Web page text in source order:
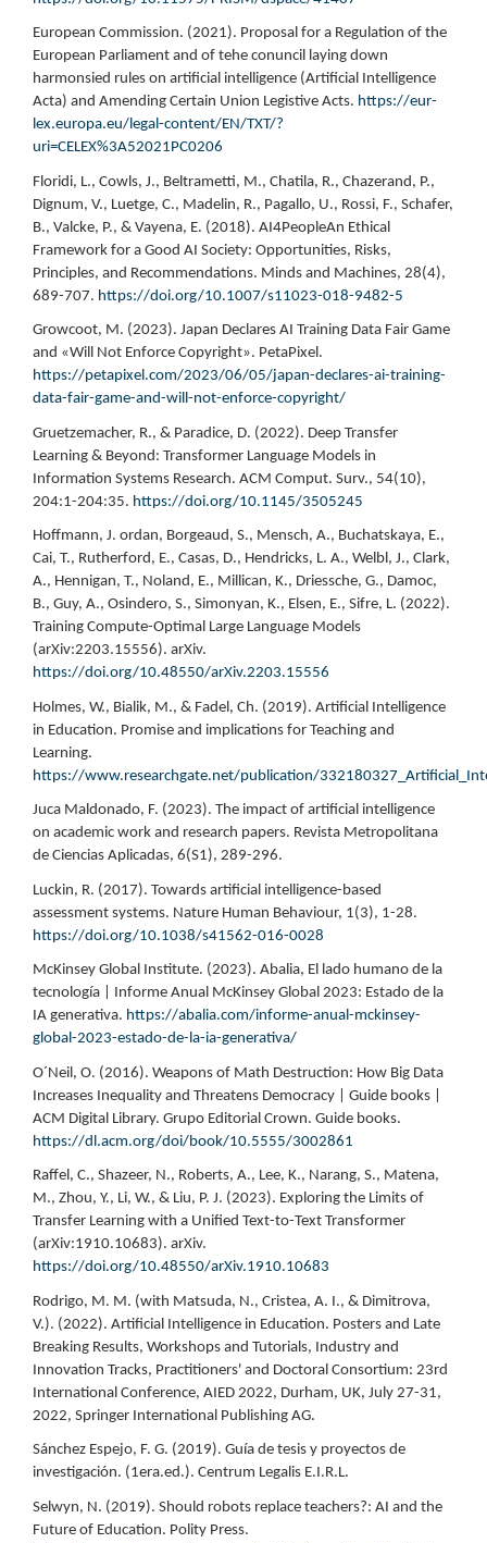
European Commission. (2021). Proposal for a Regulation of the
European Parliament and of tehe conuncil laying down
harmonsied rules on artificial intelligence (Artificial Intelligence
Acta) and Amending Certain Union Legistive Acts. https://eur-
lex.europa.eu/legal-content/EN/TXT/?
uri=CELEX%3A52021PC0206
Floridi, L., Cowls, J., Beltrametti, M., Chatila, R., Chazerand, P.,
Dignum, V., Luetge, C., Madelin, R., Pagallo, U., Rossi, F., Schafer,
B., Valcke, P., & Vayena, E. (2018). AI4PeopleAn Ethical
Framework for a Good AI Society: Opportunities, Risks,
Principles, and Recommendations. Minds and Machines, 28(4),
689-707. https://doi.org/10.1007/s11023-018-9482-5
Growcoot, M. (2023). Japan Declares AI Training Data Fair Game
and «Will Not Enforce Copyright». PetaPixel.
https://petapixel.com/2023/06/05/japan-declares-ai-training-
data-fair-game-and-will-not-enforce-copyright/
Gruetzemacher, R., & Paradice, D. (2022). Deep Transfer
Learning & Beyond: Transformer Language Models in
Information Systems Research. ACM Comput. Surv., 54(10),
204:1-204:35. https://doi.org/10.1145/3505245
Hoffmann, J. ordan, Borgeaud, S., Mensch, A., Buchatskaya, E.,
Cai, T., Rutherford, E., Casas, D., Hendricks, L. A., Welbl, J., Clark,
A., Hennigan, T., Noland, E., Millican, K., Driessche, G., Damoc,
B., Guy, A., Osindero, S., Simonyan, K., Elsen, E., Sifre, L. (2022).
Training Compute-Optimal Large Language Models
(arXiv:2203.15556). arXiv.
https://doi.org/10.48550/arXiv.2203.15556
Holmes, W., Bialik, M., & Fadel, Ch. (2019). Artificial Intelligence
in Education. Promise and implications for Teaching and
Learning.
https://www.researchgate.net/publication/
Juca Maldonado, F. (2023). The impact of artificial intelligence
on academic work and research papers. Revista Metropolitana
de Ciencias Aplicadas, 6(S1), 289-296.
Luckin, R. (2017). Towards artificial intelligence-based
assessment systems. Nature Human Behaviour, 1(3), 1-28.
https://doi.org/10.1038/s41562-016-0028
McKinsey Global Institute. (2023). Abalia, El lado humano de la
tecnología | Informe Anual McKinsey Global 2023: Estado de la
IA generativa. https://abalia.com/informe-anual-mckinsey-
global-2023-estado-de-la-ia-generativa/
O´Neil, O. (2016). Weapons of Math Destruction: How Big Data
Increases Inequality and Threatens Democracy | Guide books |
ACM Digital Library. Grupo Editorial Crown. Guide books.
https://dl.acm.org/doi/book/10.5555/3002861
Raffel, C., Shazeer, N., Roberts, A., Lee, K., Narang, S., Matena,
M., Zhou, Y., Li, W., & Liu, P. J. (2023). Exploring the Limits of
Transfer Learning with a Unified Text-to-Text Transformer
(arXiv:1910.10683). arXiv.
https://doi.org/10.48550/arXiv.1910.10683
Rodrigo, M. M. (with Matsuda, N., Cristea, A. I., & Dimitrova,
V.). (2022). Artificial Intelligence in Education. Posters and Late
Breaking Results, Workshops and Tutorials, Industry and
Innovation Tracks, Practitioners' and Doctoral Consortium: 23rd
International Conference, AIED 2022, Durham, UK, July 27-31,
2022, Springer International Publishing AG.
Sánchez Espejo, F. G. (2019). Guía de tesis y proyectos de
investigación. (1era.ed.). Centrum Legalis E.I.R.L.
Selwyn, N. (2019). Should robots replace teachers?: AI and the
Future of Education. Polity Press.